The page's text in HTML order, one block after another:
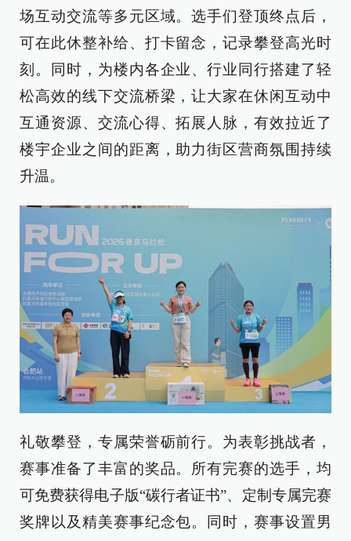
场互动交流等多元区域。选手们登顶终点后，
可在此休整补给、打卡留念，记录攀登高光时
刻。同时，为楼内各企业、行业同行搭建了轻
松高效的线下交流桥梁，让大家在休闲互动中
互通资源、交流心得、拓展人脉，有效拉近了
楼宇企业之间的距离，助力街区营商氛围持续
升温。
礼敬攀登，专属荣誉砺前行。为表彰挑战者，
赛事准备了丰富的奖品。所有完赛的选手，均
可免费获得电子版“碳行者证书”、定制专属完赛
奖牌以及精美赛事纪念包。同时，赛事设置男